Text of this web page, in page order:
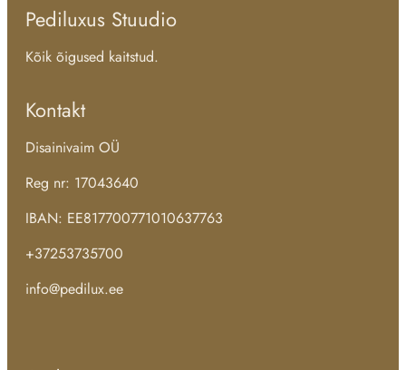
Pediluxus Stuudio
Kõik õigused kaitstud.
Kontakt
Disainivaim OÜ
Reg nr: 17043640
IBAN: EE817700771010637763
+37253735700
info@pedilux.ee